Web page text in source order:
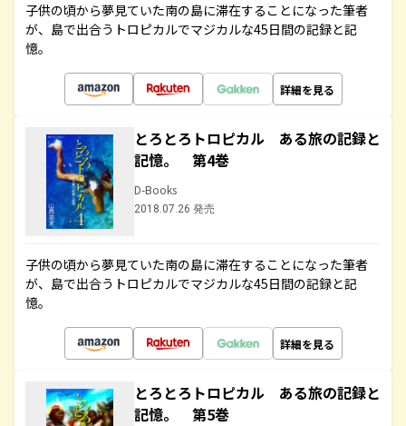
子供の頃から夢見ていた南の島に滞在することになった筆者
が、島で出合うトロピカルでマジカルな45日間の記録と記
憶。
詳細を見る
とろとろトロピカル ある旅の記録と
記憶。 第4巻
D-Books
2018.07.26 発売
子供の頃から夢見ていた南の島に滞在することになった筆者
が、島で出合うトロピカルでマジカルな45日間の記録と記
憶。
詳細を見る
とろとろトロピカル ある旅の記録と
記憶。 第5巻